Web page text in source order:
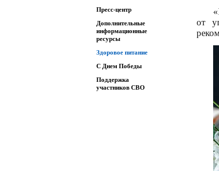
Пресс-центр
Дополнительные
информационные
ресурсы
Здоровое питание
C Днем Победы
Поддержка
участников СВО
от